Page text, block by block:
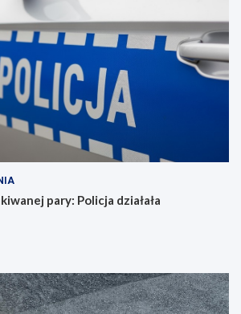
pary: Policja działała